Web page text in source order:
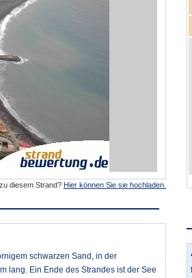
diesem Strand? Hier können Sie sie hochladen.
schwarzen Sand, in der
lang. Ein Ende des Strandes ist der See